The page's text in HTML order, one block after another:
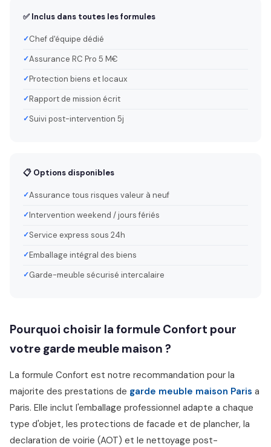
✅ Inclus dans toutes les formules
Chef d'équipe dédié
Assurance RC Pro 5 M€
Protection biens et locaux
Rapport de mission écrit
Suivi post-intervention 5j
📋 Options disponibles
Assurance tous risques valeur à neuf
Intervention weekend / jours fériés
Service express sous 24h
Emballage intégral des biens
Garde-meuble sécurisé intercalaire
Pourquoi choisir la formule Confort pour
votre garde meuble maison ?
La formule Confort est notre recommandation pour la
majorite des prestations de garde meuble maison Paris a
Paris. Elle inclut l'emballage professionnel adapte a chaque
type d'objet, les protections de facade et de plancher, la
declaration de voirie (AOT) et le nettoyage post-